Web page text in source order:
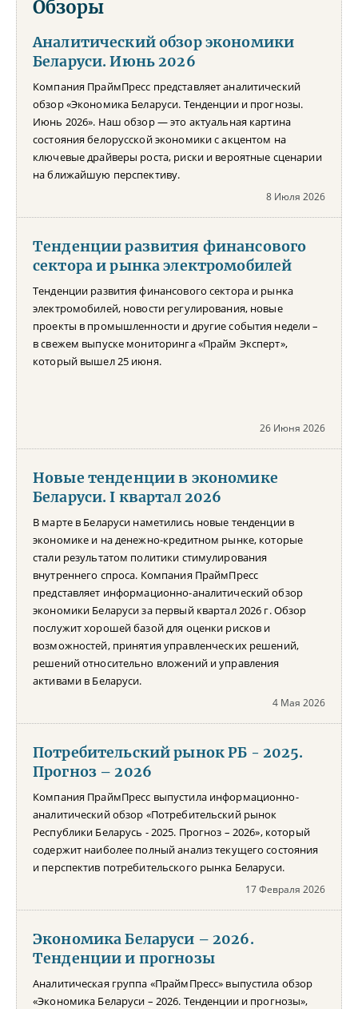
Обзоры
Аналитический обзор экономики
Беларуси. Июнь 2026
Компания ПраймПресс представляет аналитический
обзор «Экономика Беларуси. Тенденции и прогнозы.
Июнь 2026». Наш обзор — это актуальная картина
состояния белорусской экономики с акцентом на
ключевые драйверы роста, риски и вероятные сценарии
на ближайшую перспективу.
8 Июля 2026
Тенденции развития финансового
сектора и рынка электромобилей
Тенденции развития финансового сектора и рынка
электромобилей, новости регулирования, новые
проекты в промышленности и другие события недели –
в свежем выпуске мониторинга «Прайм Эксперт»,
который вышел 25 июня.
26 Июня 2026
Новые тенденции в экономике
Беларуси. I квартал 2026
В марте в Беларуси наметились новые тенденции в
экономике и на денежно-кредитном рынке, которые
стали результатом политики стимулирования
внутреннего спроса. Компания ПраймПресс
представляет информационно-аналитический обзор
экономики Беларуси за первый квартал 2026 г. Обзор
послужит хорошей базой для оценки рисков и
возможностей, принятия управленческих решений,
решений относительно вложений и управления
активами в Беларуси.
4 Мая 2026
Потребительский рынок РБ - 2025.
Прогноз – 2026
Компания ПраймПресс выпустила информационно-
аналитический обзор «Потребительский рынок
Республики Беларусь - 2025. Прогноз – 2026», который
содержит наиболее полный анализ текущего состояния
и перспектив потребительского рынка Беларуси.
17 Февраля 2026
Экономика Беларуси – 2026.
Тенденции и прогнозы
Аналитическая группа «ПраймПресс» выпустила обзор
«Экономика Беларуси – 2026. Тенденции и прогнозы»,